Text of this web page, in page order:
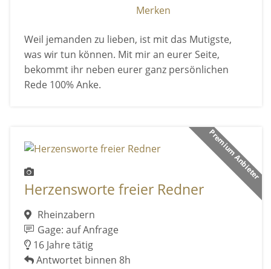
Merken
Weil jemanden zu lieben, ist mit das Mutigste,
was wir tun können. Mit mir an eurer Seite,
bekommt ihr neben eurer ganz persönlichen
Rede 100% Anke.
Premium Anbieter
Herzensworte freier Redner
Rheinzabern
Gage: auf Anfrage
16 Jahre tätig
Antwortet binnen 8h